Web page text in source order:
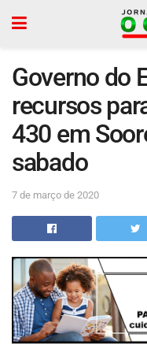
Governo do
recursos
430 em
sabado
7 de março de 2020